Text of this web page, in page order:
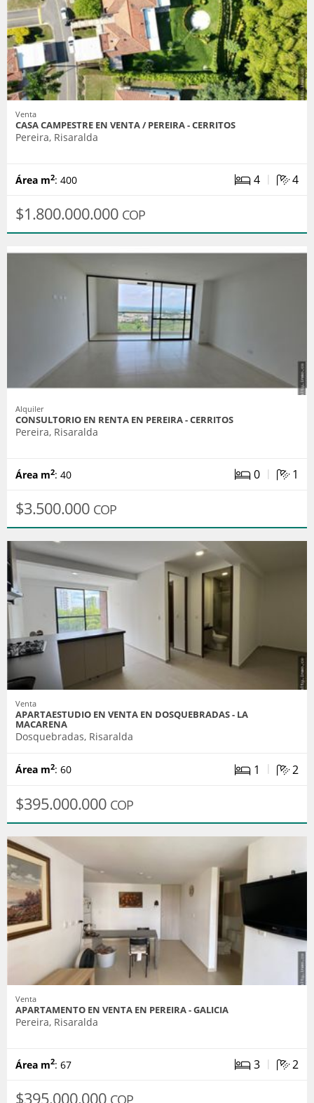
Venta
CASA CAMPESTRE EN VENTA / PEREIRA - CERRITOS
Pereira, Risaralda
Área m2: 400 4 | 4
$1.800.000.000 COP
Alquiler
CONSULTORIO EN RENTA EN PEREIRA - CERRITOS
Pereira, Risaralda
Área m2: 40 0 | 1
$3.500.000 COP
Venta
APARTAESTUDIO EN VENTA EN DOSQUEBRADAS - LA
MACARENA
Dosquebradas, Risaralda
Área m2: 60 1 | 2
$395.000.000 COP
Venta
APARTAMENTO EN VENTA EN PEREIRA - GALICIA
Pereira, Risaralda
Área m2: 67 3 | 2
$395.000.000 COP